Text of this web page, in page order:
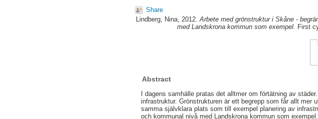
Share
Lindberg, Nina, 2012.Arbete med grönstruktur i Skåne -
med Landskrona kommun som exempel. First
Abstract
I dagens samhälle pratas det alltmer om förtätning av
infrastruktur. Grönstrukturen är ett begrepp som får allt mer
samma självklara plats som till exempel planering av
och kommunal nivå med Landskrona kommun som